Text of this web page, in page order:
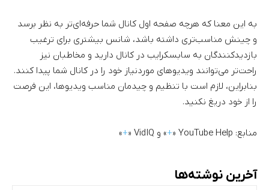
به این معنا که هرچه صفحه اول کانال شما حرفه‌ای‌تر به نظر برسد
و چینش مناسب‌تری داشته باشد، شانس بیشتری برای ترغیب
بازدیدکنندگان به سابسکرایب در کانال دارید و مخاطبان نیز
راحت‌تر می‌توانند ویدیو‌های موردنیاز خود را در کانال شما پیدا کنند.
بنابراین، لازم است با تنظیم و چیدمان مناسب ویدیو‌ها، این فرصت
را از خود دریغ نکنید.
منابع: YouTube Help « +» و VidIQ « +
»
آخرین نوشته‌ها